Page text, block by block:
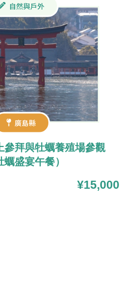
廣島縣
自然與戶外
參拜與牡蠣養殖場參觀
蠣盛宴午餐）
¥15,000